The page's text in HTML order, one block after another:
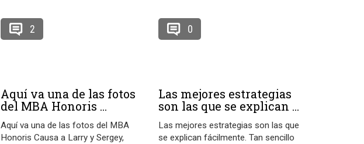
2 0
Aquí va una de las fotos
del MBA Honoris ...
Aquí va una de las fotos del MBA
Honoris Causa a Larry y Sergey,
Las mejores estrategias
son las que se explican ...
Las mejores estrategias son las que
se explican fácilmente. Tan sencillo